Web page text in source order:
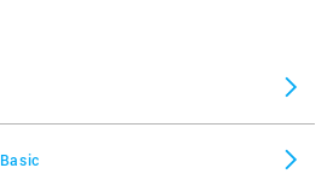
Krunchy & Co Schoko,
Pur Dinkel, Barnhouse